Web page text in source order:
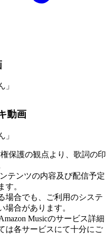
」
動画
」
保護の観点より、歌詞の印
テンツの内容及び配信予定
す。
場合でも、ご利用のシステ
場合があります。
Musicのサービス詳細
は各サービスにて十分にご